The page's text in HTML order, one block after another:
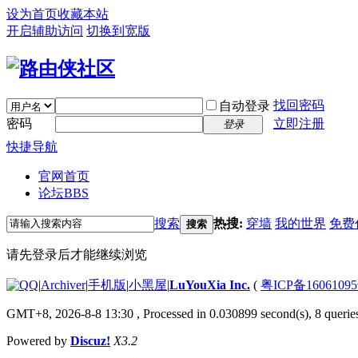
设为首页收藏本站
开启辅助访问 切换到宽版
自动登录 找回密码
密码
登录
立即注册
快捷导航
官网首页
论坛BBS
搜索 搜索 热搜: 穿墙 我的世界 免费
请先登录后才能继续浏览
|Archiver|手机版|小黑屋|LuYouXia Inc. ( 粤ICP备
GMT+8, 2026-8-8 13:30 , Processed in 0.030899 second(s), 8
Powered by Discuz! X3.2